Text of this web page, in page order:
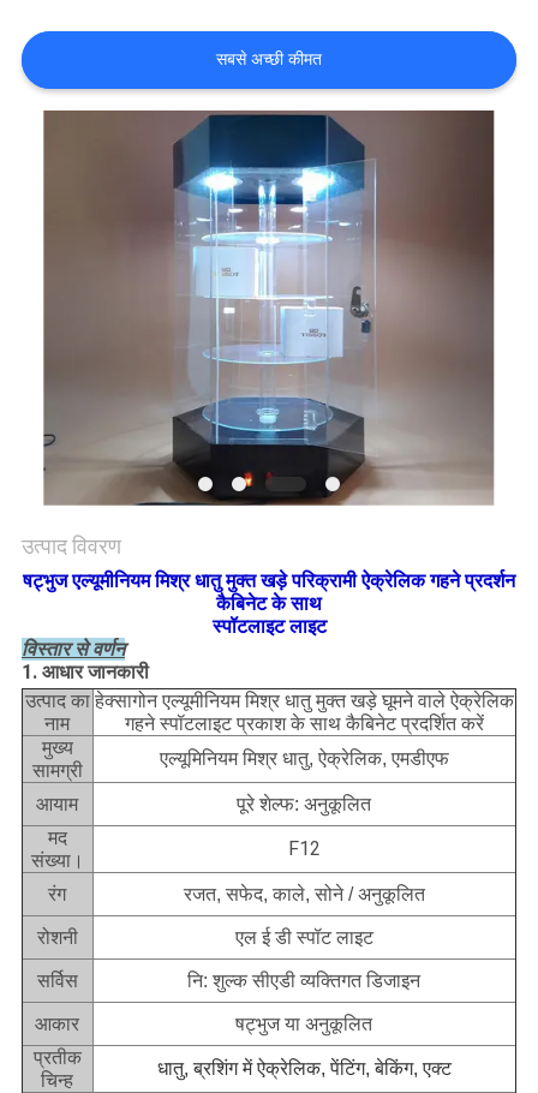
संपर्क
करें
PRIVACY
POLICY
सबसे अच्छी कीमत
उत्पाद विवरण
षट्भुज एल्यूमीनियम मिश्र धातु मुक्त खड़े परिक्रामी ऐक्रेलिक गहने प्रदर्शन
कैबिनेट के साथ
स्पॉटलाइट लाइट
विस्तार से वर्णन
1. आधार जानकारी
उत्पाद का
नाम
हेक्सागोन एल्यूमीनियम मिश्र धातु मुक्त खड़े घूमने वाले ऐक्रेलिक
गहने स्पॉटलाइट प्रकाश के साथ कैबिनेट प्रदर्शित करें
मुख्य
सामग्री
एल्यूमिनियम मिश्र धातु, ऐक्रेलिक, एमडीएफ
आयाम
पूरे शेल्फ: अनुकूलित
मद
संख्या।
F12
रंग रजत, सफेद, काले, सोने / अनुकूलित
रोशनी एल ई डी स्पॉट लाइट
सर्विस नि: शुल्क सीएडी व्यक्तिगत डिजाइन
आकार षट्भुज या अनुकूलित
प्रतीक
चिन्ह
धातु, ब्रशिंग में ऐक्रेलिक, पेंटिंग, बेकिंग, एक्ट